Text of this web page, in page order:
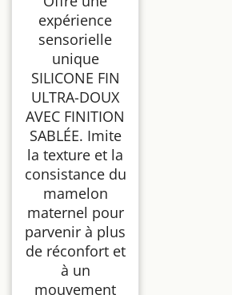
expérience
sensorielle
unique
SILICONE FIN
ULTRA-DOUX
AVEC FINITION
SABLÉE. Imite
la texture et la
consistance du
mamelon
maternel pour
parvenir à plus
de réconfort et
à un
mouvement